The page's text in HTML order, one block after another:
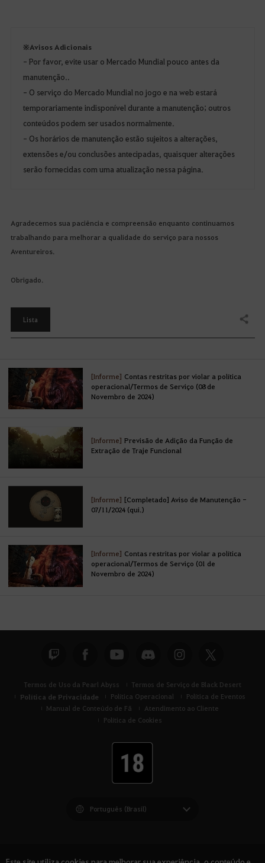
※ Avisos Adicionais
- Por favor, evite usar o Mercado Mundial pouco antes da
manutenção..
- O serviço do Mercado Mundial no jogo e na web estará
temporariamente indisponível durante a manutenção; outros
conteúdos podem ser usados normalmente.
- Os horários de manutenção estão sujeitos a alterações,
extensões e/ou conclusões antecipadas, quaisquer alterações
serão fornecidas com uma atualização nessa página.
Agradecemos sua paciência e compreensão enquanto continuamos
trabalhando para melhorar a qualidade do serviço para nossos
Aventureiros.
Obrigado.
Lista Compartilhar
[Informe] Contas restritas por violar a política
operacional/Termos de Serviço (08 de
Novembro de 2024)
[Informe] Previsão de Adição da Função de
Extração de Traje Funcional
[Informe] [Completado] Aviso de Manutenção -
07/11/2024 (qui.)
[Informe] Contas restritas por violar a política
operacional/Termos de Serviço (01 de
Novembro de 2024)
Termos de Uso da Pearl Abyss Termos de Serviço de Black Desert
Política de Privacidade Política Operacional
Política de Eventos
Manual de Conteúdo de Fã
Atendimento ao Cliente
Política de Cookies
Black Desert -